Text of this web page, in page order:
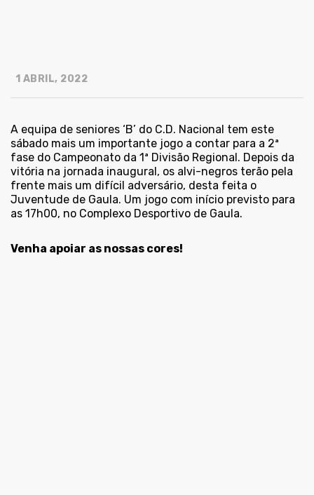
1 ABRIL, 2022
A equipa de seniores ‘B’ do C.D. Nacional tem este
sábado mais um importante jogo a contar para a 2ª
fase do Campeonato da 1ª Divisão Regional. Depois da
vitória na jornada inaugural, os alvi-negros terão pela
frente mais um difícil adversário, desta feita o
Juventude de Gaula. Um jogo com início previsto para
as 17h00, no Complexo Desportivo de Gaula.
Venha apoiar as nossas cores!